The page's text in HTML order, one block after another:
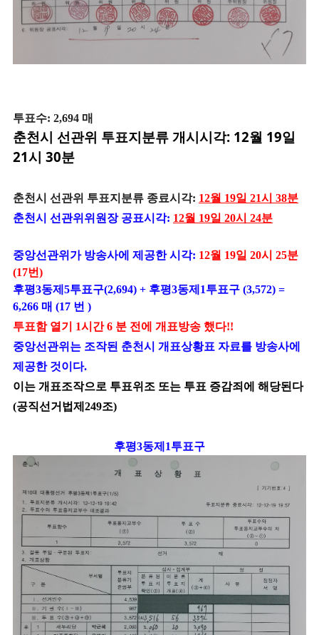
투표수: 2,694 매
춘천시 선관위 투표지분류 개시시각: 12월 19일
21시 30분
춘천시 선관위 투표지분류 종료시각: 12월 19일 21시 38분
춘천시 선관위위원장 공표시각: 12월 19일 20시 24분
중앙선관위가 방송사에 제공한 시각: 12월 19일 20시 25분
(17번)
후평3동제5투표구(2,694) + 후평3동제1투표구 (3,572) =
6,266 매 (17 번 )
투표함 열기 1시간 6 분 전에 개표방송 했다!!
중앙선관위는 조작된 춘천시 개표상황표 자료를 방송사에
제공한 것이다.
이는 개표조작으로 투표위조 또는 투표 증감죄에 해당된다
(공직선거법제249조)
후평3동제1투표구